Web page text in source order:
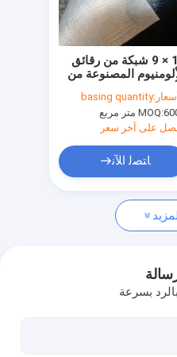
10 × 9 شبكة من رقائق
المصنوعة من
الزجاجية لحماية
من الحرارة والعزل
basing quantity
MOQ:مربع
على آخر سعر
ﺎﺘﺼﻟ ﺍﻶﻧ
بسرعة